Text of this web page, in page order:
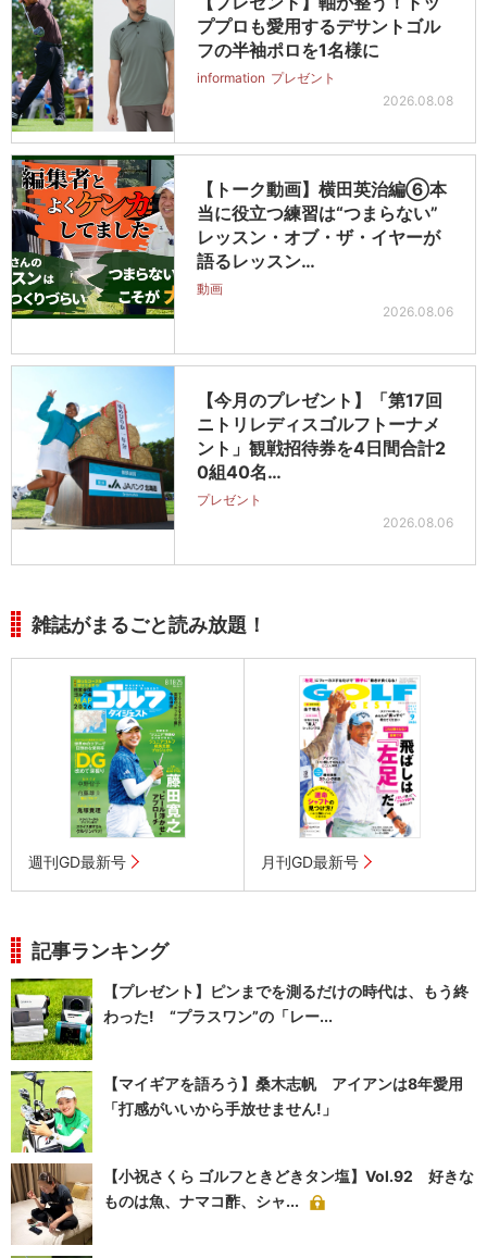
ププロも愛用するデサントゴル
フの半袖ポロを1名様に
information プレゼント
2026.08.08
【トーク動画】横田英治編⑥本
当に役立つ練習は“つまらない”
レッスン・オブ・ザ・イヤーが
語るレッスン…
動画
2026.08.06
【今月のプレゼント】「第17回
ニトリレディスゴルフトーナメ
ント」観戦招待券を4日間合計2
0組40名…
プレゼント
2026.08.06
雑誌がまるごと読み放題！
週刊GD最新号 月刊GD最新号
記事ランキング
【プレゼント】ピンまでを測るだけの時代は、もう終
わった! “プラスワン”の「レー...
【マイギアを語ろう】桑木志帆 アイアンは8年愛用
「打感がいいから手放せません!」
【小祝さくら ゴルフときどきタン塩】Vol.92 好きな
ものは魚、ナマコ酢、シャ...